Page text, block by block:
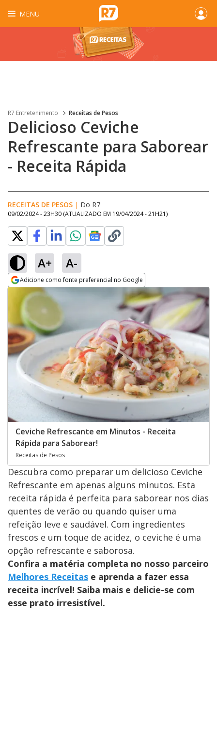
MENU
R7 Entretenimento Receitas de Pesos
Delicioso Ceviche
Refrescante para Saborear
- Receita Rápida
RECEITAS DE PESOS | Do R7
09/02/2024 - 23H30 (ATUALIZADO EM 19/04/2024 - 21H21)
A+ A-
Adicione como fonte preferencial no Google
Opens in new window
Ceviche Refrescante em Minutos - Receita
Rápida para Saborear!
Receitas de Pesos
Descubra como preparar um delicioso Ceviche
Refrescante em apenas alguns minutos. Esta
receita rápida é perfeita para saborear nos dias
quentes de verão ou quando quiser uma
refeição leve e saudável. Com ingredientes
frescos e um toque de acidez, o ceviche é uma
opção refrescante e saborosa.
Confira a matéria completa no nosso parceiro
Melhores Receitas e aprenda a fazer essa
receita incrível! Saiba mais e delicie-se com
esse prato irresistível.